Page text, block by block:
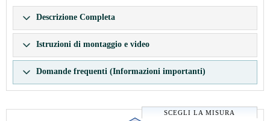
Descrizione Completa
Istruzioni di montaggio e video
Domande frequenti (Informazioni importanti)
SCEGLI LA MISURA